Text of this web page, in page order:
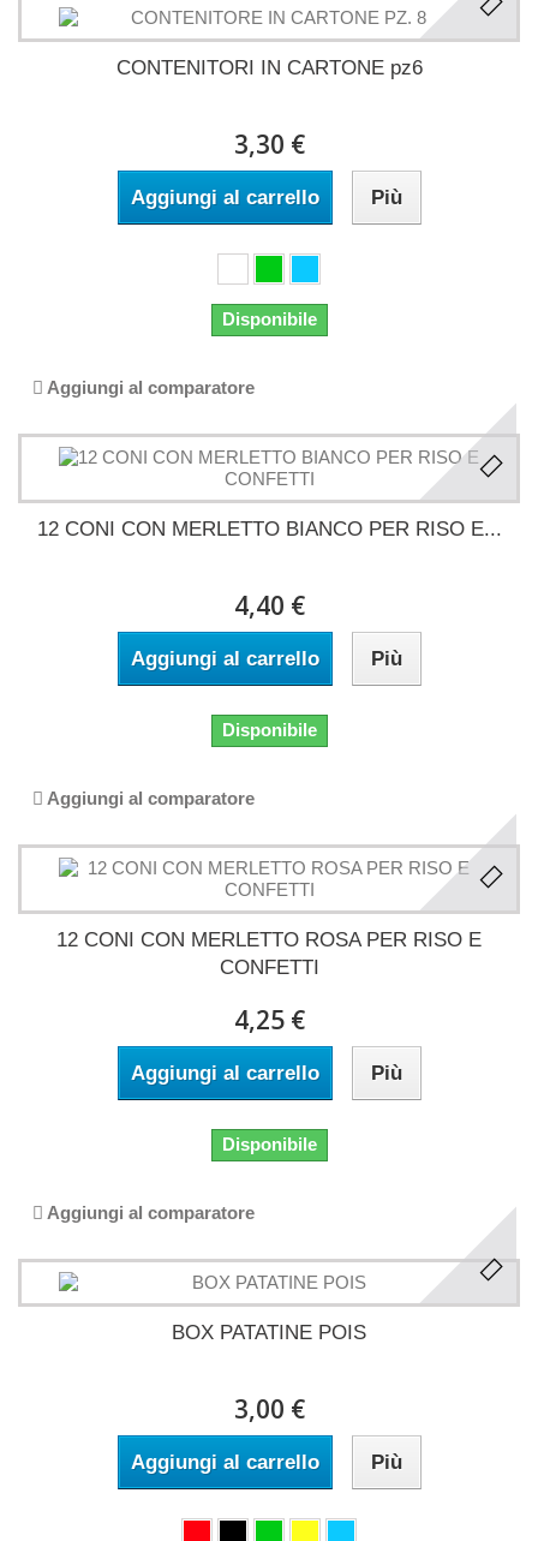
CONTENITORI IN CARTONE pz6
3,30 €
Aggiungi al carrello Più
Disponibile
Aggiungi al comparatore
12 CONI CON MERLETTO BIANCO PER RISO E...
4,40 €
Aggiungi al carrello Più
Disponibile
Aggiungi al comparatore
12 CONI CON MERLETTO ROSA PER RISO E
CONFETTI
4,25 €
Aggiungi al carrello Più
Disponibile
Aggiungi al comparatore
BOX PATATINE POIS
3,00 €
Aggiungi al carrello Più